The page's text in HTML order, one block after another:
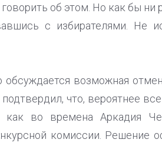
об этом. Но как бы ни
с избирателями. Не
обсуждается возможная
что, вероятнее
как во времена Аркадия
комиссии. Решение